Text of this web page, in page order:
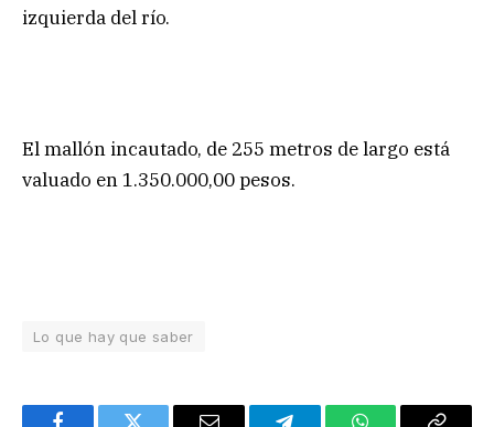
izquierda del río.
El mallón incautado, de 255 metros de largo está
valuado en 1.350.000,00 pesos.
Lo que hay que saber